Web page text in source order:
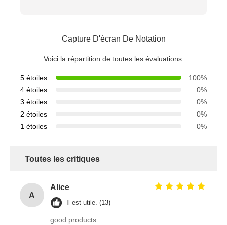
Capture D'écran De Notation
Voici la répartition de toutes les évaluations.
5 étoiles
100%
4 étoiles
0%
3 étoiles
0%
2 étoiles
0%
1 étoiles
0%
Toutes les critiques
A
Alice
Il est utile. (13)
good products